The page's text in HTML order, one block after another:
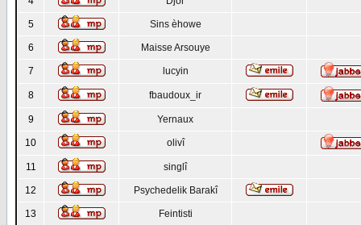
5 Sins èhowe
6 Maisse Arsouye
7 lucyin
8 fbaudoux_ir
9 Yernaux
10 olivî
11 singlî
12 Psychedelik Barakî
13 Feintisti